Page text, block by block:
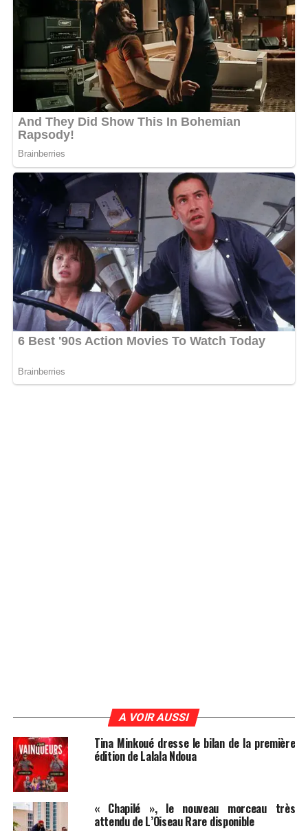
A VOIR AUSSI
Tina Minkoué dresse le bilan de la première
édition de Lalala Ndoua
« Chapilé », le nouveau morceau très
attendu de L’Oiseau Rare disponible